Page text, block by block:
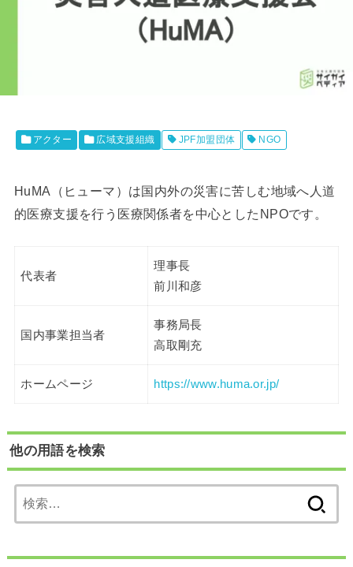
アクター 広域支援組織 JPF加盟団体 NGO
HuMA（ヒューマ）は国内外の災害に苦しむ地域へ人道
的医療支援を行う医療関係者を中心としたNPOです。
代表者
理事長
前川和彦
国内事業担当者
事務局長
高取剛充
ホームページ https://www.huma.or.jp/
他の用語を検索
索: